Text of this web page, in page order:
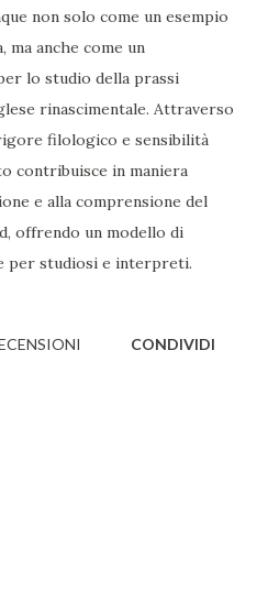
non solo come un esempio
anche come un
lo studio della prassi
rinascimentale. Attraverso
filologico e sensibilità
contribuisce in maniera
e alla comprensione del
offrendo un modello di
per studiosi e interpreti.
CONDIVIDI